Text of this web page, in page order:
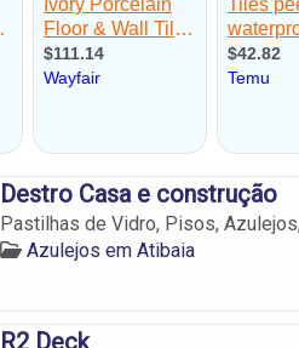
Destro Casa e construção
Pastilhas de Vidro, Pisos,
Azulejos em Atibaia
R2 Deck